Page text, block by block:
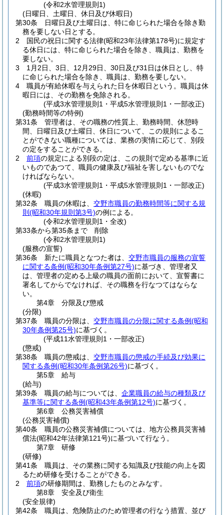
(令和2水管理規則1)
(日曜日、土曜日、休日及び休暇日)
第30条
日曜日及び土曜日は、特に命じられた場合を除き勤
務を要しない日とする。
2
国民の祝日に関する法律(昭和23年法律第178号)に規定す
る休日には、特に命じられた場合を除き、職員は、勤務を
要しない。
3
1月2日、3日、12月29日、30日及び31日は休日とし、特
に命じられた場合を除き、職員は、勤務を要しない。
4
職員が有給休暇を与えられた日を休暇日という。 職員は休
暇日には、その勤務を免除される。
(平成3水管理規則1・平成5水管理規則1・一部改正)
(勤務時間等の特例)
第31条
管理者は、その職務の性質上、勤務時間、休憩時
間、日曜日及び土曜日、休日について、この規則によるこ
とができない職種については、業務の実情に応じて、別段
の定をすることができる。
2
前項の規定による別段の定は、この規則で定める基準に近
いものであつて、職員の健康及び福祉を害しないものでな
ければならない。
(平成3水管理規則1・平成5水管理規則1・一部改正)
(休暇)
第32条
職員の休暇は、 交野市職員の勤務時間等に関する規
則 (昭和30年規則第3号)の例による。
(令和2水管理規則1・全改)
第33条から第35条まで
削除
(令和2水管理規則1)
(服務の宣誓)
第36条
新たに職員となつた者は、 交野市職員の服務の宣誓
に関する条例(昭和30年条例第27号)に基づき、管理者又
は、管理者の定める上級の職員の面前において、宣誓書に
署名してからでなければ、その職務を行なつてはならな
い。
第4章
分限及び懲戒
(分限)
第37条
職員の分限は、 交野市職員の分限に関する条例(昭和
30年条例第25号)に基づく。
(平成11水管理規則1・一部改正)
(懲戒)
第38条
職員の懲戒は、 交野市職員の懲戒の手続及び効果に
関する条例(昭和30年条例第26号)に基づく。
第5章
給与
(給与)
第39条
職員の給与については、 企業職員の給与の種類及び
基準等に関する条例(昭和43年条例第12号)に基づく。
第6章
公務災害補償
(公務災害補償)
第40条
職員の公務災害補償については、地方公務員災害補
償法(昭和42年法律第121号)に基づいて行なう。
第7章
研修
(研修)
第41条
職員は、その業務に関する知識及び技能の向上を図
るため研修を受けることができる。
2
前項の研修期間は、勤務したものとみなす。
第8章
安全及び衛生
(安全規律)
第42条
職員は、危険防止のため管理者の行なう措置、並び